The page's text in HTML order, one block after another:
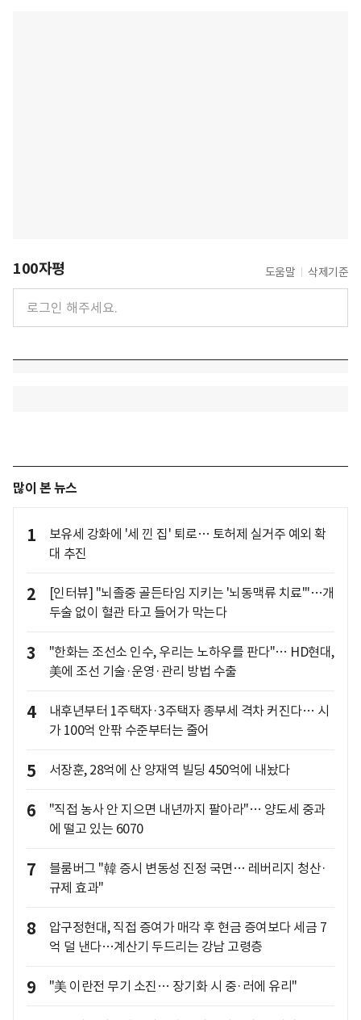
100자평 도움말 삭제기준
많이 본 뉴스
1
보유세 강화에 '세 낀 집' 퇴로… 토허제 실거주 예외 확
대 추진
2
[인터뷰] "뇌졸중 골든타임 지키는 '뇌동맥류 치료'"…개
두술 없이 혈관 타고 들어가 막는다
3
"한화는 조선소 인수, 우리는 노하우를 판다"… HD현대,
美에 조선 기술·운영·관리 방법 수출
4
내후년부터 1주택자·3주택자 종부세 격차 커진다… 시
가 100억 안팎 수준부터는 줄어
5 서장훈, 28억에 산 양재역 빌딩 450억에 내놨다
6
"직접 농사 안 지으면 내년까지 팔아라"… 양도세 중과
에 떨고 있는 6070
7
블룸버그 "韓 증시 변동성 진정 국면… 레버리지 청산·
규제 효과"
8
압구정현대, 직접 증여가 매각 후 현금 증여보다 세금 7
억 덜 낸다…계산기 두드리는 강남 고령층
9 "美 이란전 무기 소진… 장기화 시 중·러에 유리"